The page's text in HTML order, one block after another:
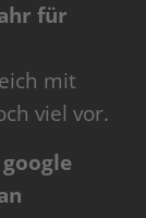
für
mit
viel vor.